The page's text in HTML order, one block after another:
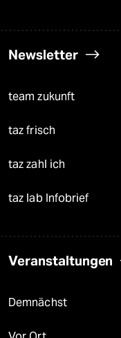
Newsletter
team zukunft
taz frisch
taz zahl ich
taz lab Infobrief
Veranstaltungen
Demnächst